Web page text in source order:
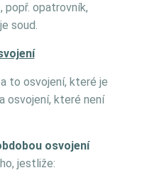
popř. opatrovník,
soud.
to osvojení, které je
osvojení, které není
osvojení
jestliže: